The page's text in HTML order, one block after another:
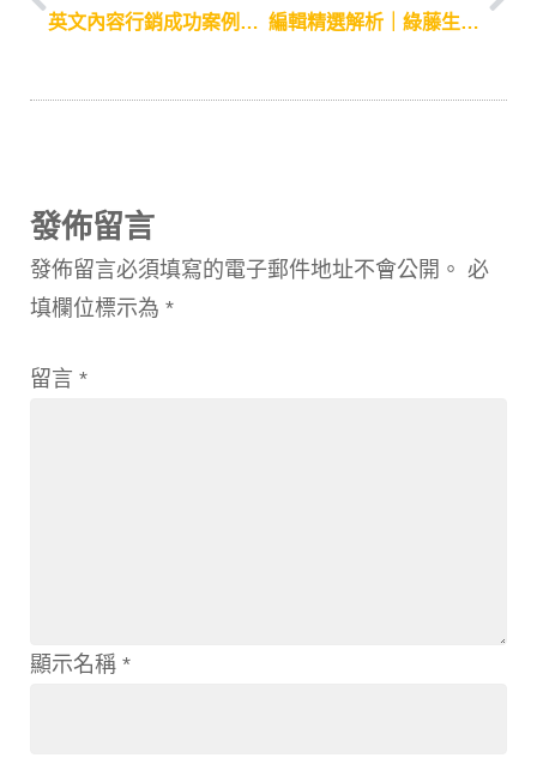
英文內容行銷成功案例：讓世界看見台灣，2019 WDC 國標舞亞巡賽 編輯精選解析｜綠藤生機攜手鮮乳坊 由內而外安心保養
發佈留言
發佈留言必須填寫的電子郵件地址不會公開。 必
填欄位標示為 *
留言 *
顯示名稱 *